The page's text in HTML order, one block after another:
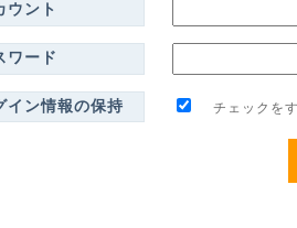
ウント
ワード
イン情報の保持 チェックをす